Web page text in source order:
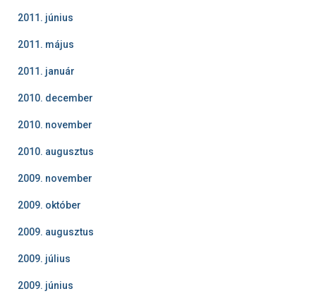
2011. június
2011. május
2011. január
2010. december
2010. november
2010. augusztus
2009. november
2009. október
2009. augusztus
2009. július
2009. június